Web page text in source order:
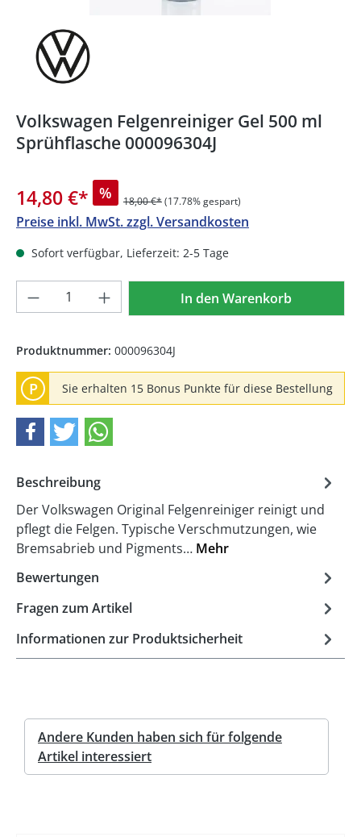
Volkswagen Felgenreiniger Gel 500 ml
Sprühflasche 000096304J
14,80 €* % 18,00 €*(17.78% gespart)
Preise inkl. MwSt. zzgl. Versandkosten
Sofort verfügbar, Lieferzeit: 2-5 Tage
Produkt Anzahl: Gib denIn den Warenkorb
Produktnummer: 000096304J
P Sie erhalten 15 Bonus Punkte für diese Bestellung
Beschreibung
Der Volkswagen Original Felgenreiniger reinigt und
pflegt die Felgen. Typische Verschmutzungen, wie
Bremsabrieb und Pigments… Mehr
Bewertungen
Fragen zum Artikel
Informationen zur Produktsicherheit
Andere Kunden haben sich für folgende
Artikel interessiert